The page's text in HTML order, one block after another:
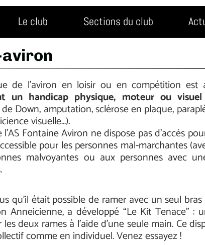
Le club Sections du club
de l’aviron en loisir ou en compétition est
un handicap physique, moteur ou visuel
Down, amputation, sclérose en plaque,
visuelle…).
Fontaine Aviron ne dispose pas d’accès
pour les personnes mal-marchantes
malvoyantes ou aux personnes avec
qu’il était possible de ramer avec un seul
Anneicienne, a développé “Le Kit Tenace” :
deux rames à l’aide d’une seule main. Ce
comme en individuel. Venez essayez !